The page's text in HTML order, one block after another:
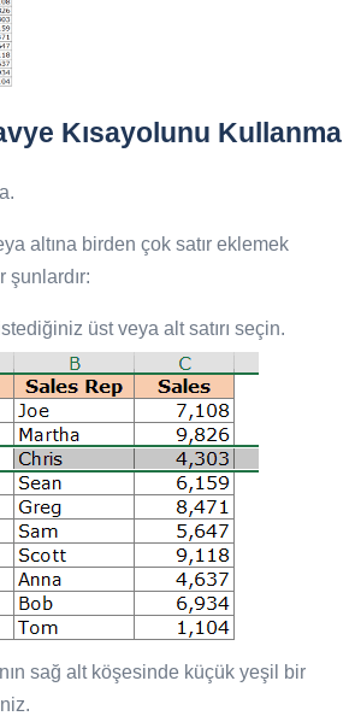
Kısayolunu Kullanma
altına birden çok satır eklemek
şunlardır:
üst veya alt satırı seçin.
sağ alt köşesinde küçük yeşil bir